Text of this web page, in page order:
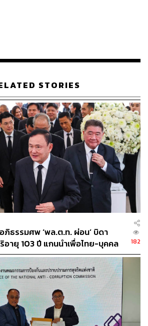
STORIES
ธรรมศพ ‘พล.ต.ท. ผ่อน’ บิดา
อายุ 103 ปี แกนนำเพื่อไทย-บุคคล
182